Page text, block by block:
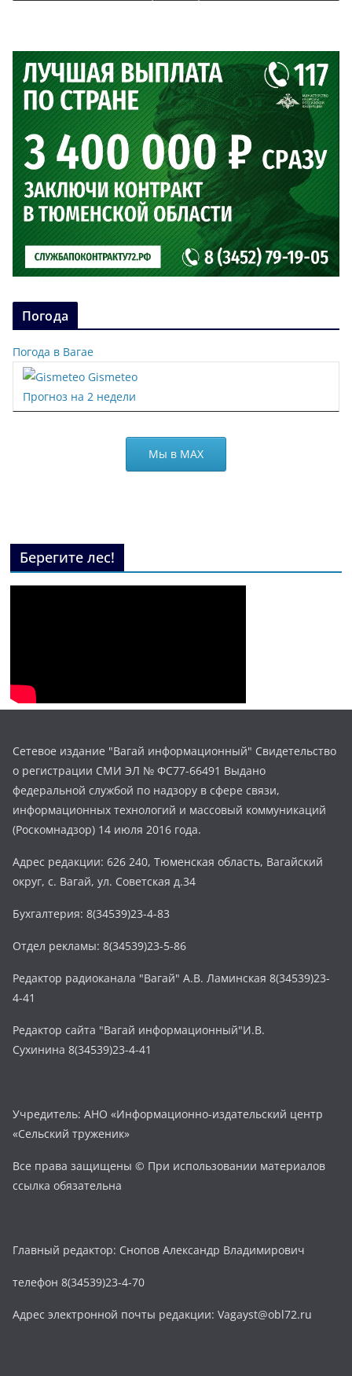
Погода
Погода в Вагае
Gismeteo
Прогноз на 2 недели
Мы в МАХ
Берегите лес!
Сетевое издание "Вагай информационный" Свидетельство
о регистрации СМИ ЭЛ № ФС77-66491 Выдано
федеральной службой по надзору в сфере связи,
информационных технологий и массовый коммуникаций
(Роскомнадзор) 14 июля 2016 года.
Адрес редакции: 626 240, Тюменская область, Вагайский
округ, с. Вагай, ул. Советская д.34
Бухгалтерия: 8(34539)23-4-83
Отдел рекламы: 8(34539)23-5-86
Редактор радиоканала "Вагай" А.В. Ламинская 8(34539)23-
4-41
Редактор сайта "Вагай информационный"И.В.
Сухинина 8(34539)23-4-41
Учредитель: АНО «Информационно-издательский центр
«Сельский труженик»
Все права защищены © При использовании материалов
ссылка обязательна
Главный редактор: Снопов Александр Владимирович
телефон 8(34539)23-4-70
Адрес электронной почты редакции: Vagayst@obl72.ru